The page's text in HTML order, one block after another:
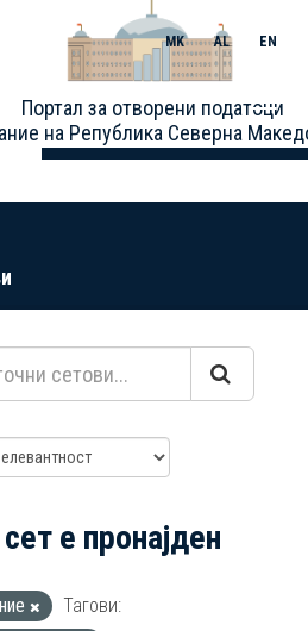
Портал за отворени податоци
на Република Северна
MK AL EN
Toggle
е пронајден
Тагови: